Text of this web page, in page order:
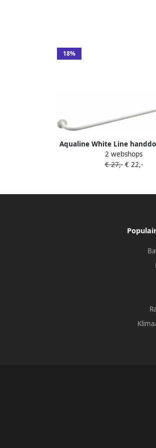
18%
Aqualine White Line
80 cm metal wit
2 webshops
€ 27,-€ 22,-